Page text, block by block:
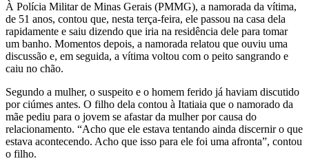
À Polícia Militar de Minas Gerais (PMMG), a namorada da vítima,
de 51 anos, contou que, nesta terça-feira, ele passou na casa dela
rapidamente e saiu dizendo que iria na residência dele para tomar
um banho. Momentos depois, a namorada relatou que ouviu uma
discussão e, em seguida, a vítima voltou com o peito sangrando e
caiu no chão.
Segundo a mulher, o suspeito e o homem ferido já haviam discutido
por ciúmes antes. O filho dela contou à Itatiaia que o namorado da
mãe pediu para o jovem se afastar da mulher por causa do
relacionamento. “Acho que ele estava tentando ainda discernir o que
estava acontecendo. Acho que isso para ele foi uma afronta”, contou
o filho.